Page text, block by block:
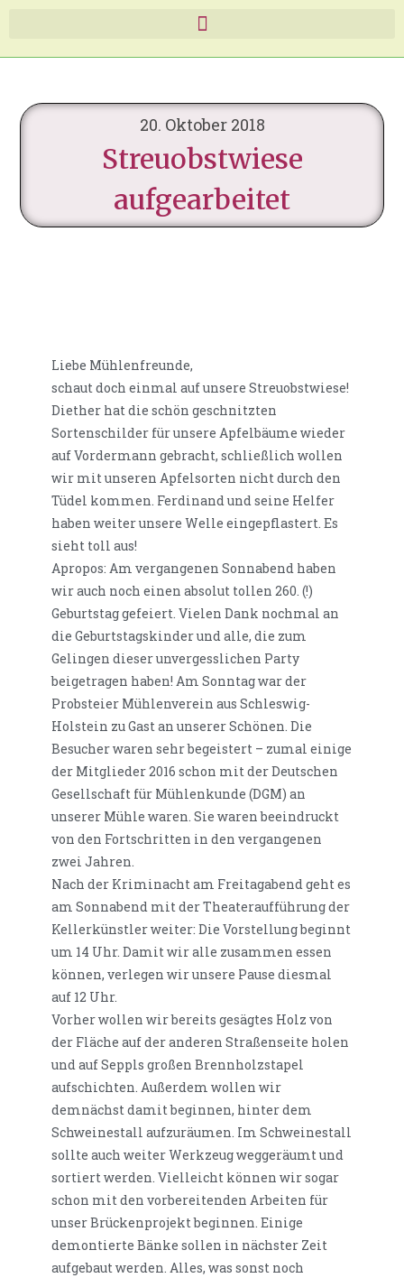
20. Oktober 2018
Streuobstwiese
aufgearbeitet
Liebe Mühlenfreunde,
schaut doch einmal auf unsere Streuobstwiese!
Diether hat die schön geschnitzten
Sortenschilder für unsere Apfelbäume wieder
auf Vordermann gebracht, schließlich wollen
wir mit unseren Apfelsorten nicht durch den
Tüdel kommen. Ferdinand und seine Helfer
haben weiter unsere Welle eingepflastert. Es
sieht toll aus!
Apropos: Am vergangenen Sonnabend haben
wir auch noch einen absolut tollen 260. (!)
Geburtstag gefeiert. Vielen Dank nochmal an
die Geburtstagskinder und alle, die zum
Gelingen dieser unvergesslichen Party
beigetragen haben! Am Sonntag war der
Probsteier Mühlenverein aus Schleswig-
Holstein zu Gast an unserer Schönen. Die
Besucher waren sehr begeistert – zumal einige
der Mitglieder 2016 schon mit der Deutschen
Gesellschaft für Mühlenkunde (DGM) an
unserer Mühle waren. Sie waren beeindruckt
von den Fortschritten in den vergangenen
zwei Jahren.
Nach der Kriminacht am Freitagabend geht es
am Sonnabend mit der Theateraufführung der
Kellerkünstler weiter: Die Vorstellung beginnt
um 14 Uhr. Damit wir alle zusammen essen
können, verlegen wir unsere Pause diesmal
auf 12 Uhr.
Vorher wollen wir bereits gesägtes Holz von
der Fläche auf der anderen Straßenseite holen
und auf Seppls großen Brennholzstapel
aufschichten. Außerdem wollen wir
demnächst damit beginnen, hinter dem
Schweinestall aufzuräumen. Im Schweinestall
sollte auch weiter Werkzeug weggeräumt und
sortiert werden. Vielleicht können wir sogar
schon mit den vorbereitenden Arbeiten für
unser Brückenprojekt beginnen. Einige
demontierte Bänke sollen in nächster Zeit
aufgebaut werden. Alles, was sonst noch